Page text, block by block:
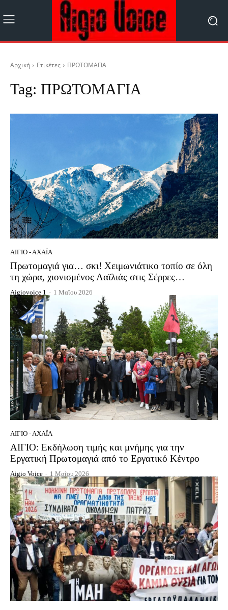
Αρχική Ετικέτες ΠΡΩΤΟΜΑΓΙΑ
Tag: ΠΡΩΤΟΜΑΓΙΑ
ΑΊΓΙΟ - ΑΧΑΪ́Α
Πρωτομαγιά για… σκι! Χειμωνιάτικο τοπίο σε όλη
τη χώρα, χιονισμένος Λαϊλιάς στις Σέρρες…
Aigiovoice 1 - 1 Μαΐου 2026
ΑΊΓΙΟ - ΑΧΑΪ́Α
ΑΙΓΙΟ: Εκδήλωση τιμής και μνήμης για την
Εργατική Πρωτομαγιά από το Εργατικό Κέντρο
Aigio Voice - 1 Μαΐου 2026